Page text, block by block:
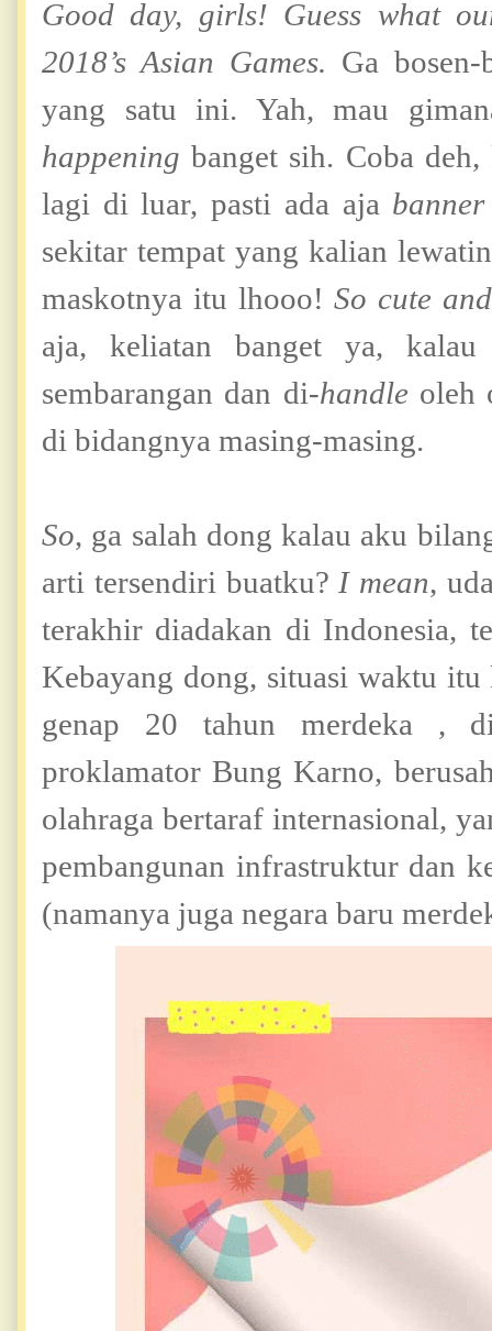
Good day, girls! Guess what
2018’s Asian Games. Ga
yang satu ini. Yah, mau
happeningbanget sih. Coba
lagi di luar, pasti ada aja
sekitar tempat yang kalian
maskotnya itu lhooo!So cute
aja, keliatan banget ya,
sembarangan dan di-handle oleh
di bidangnya masing-masing.
So, ga salah dong kalau aku
arti tersendiri buatku? I mean,
terakhir diadakan di Indonesia,
Kebayang dong, situasi waktu
genap 20 tahun merdeka ,
proklamator Bung Karno,
olahraga bertaraf internasional,
pembangunan infrastruktur dan
(namanya juga negara baru